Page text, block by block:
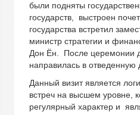
были подняты
государств, выстроен
государства встретил
министр стратегии и
Дон Ён. После церемонии
направилась в отведенную
Данный визит является
встреч на высшем уровне,
регулярный характер и